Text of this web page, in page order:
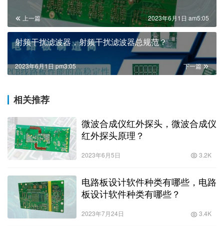
上一篇 2023年6月1日 am5:05
射频干扰滤波器，射频干扰滤波器总规范？
下一篇
2023年6月1日 pm3:05
相关推荐
微波合成仪红外探头，微波合成仪
红外探头原理？
2023年6月5日 3.2K
电路板设计软件种类有哪些，电路
板设计软件种类有哪些？
2023年7月24日 3.4K